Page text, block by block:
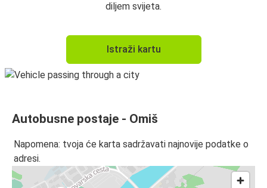
Omiš
Budimpešta
Omiš
Omiš
Zadar
Dubrovnik
Omiš
diljem svijeta.
Istraži kartu
Autobusne postaje - Omiš
Napomena: tvoja će karta sadržavati najnovije podatke o
adresi.